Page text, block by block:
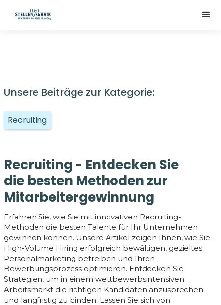
Unsere Beiträge zur Kategorie:
Recruiting
Recruiting - Entdecken Sie
die besten Methoden zur
Mitarbeitergewinnung
Erfahren Sie, wie Sie mit innovativen Recruiting-
Methoden die besten Talente für Ihr Unternehmen
gewinnen können. Unsere Artikel zeigen Ihnen, wie Sie
High-Volume Hiring erfolgreich bewältigen, gezieltes
Personalmarketing betreiben und Ihren
Bewerbungsprozess optimieren. Entdecken Sie
Strategien, um in einem wettbewerbsintensiven
Arbeitsmarkt die richtigen Kandidaten anzusprechen
und langfristig zu binden. Lassen Sie sich von